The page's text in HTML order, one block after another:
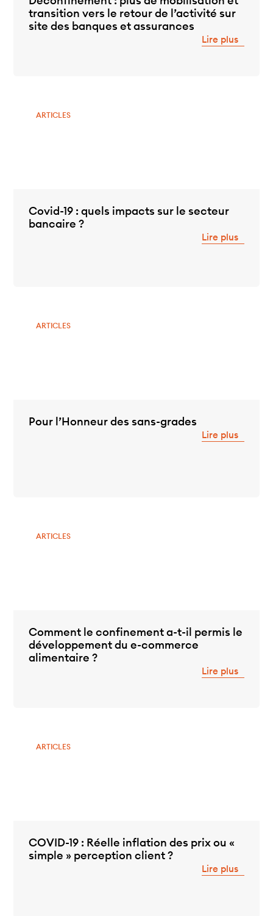
transition vers le retour de l’activité sur
site des banques et assurances
Lire plus
ARTICLES
Covid-19 : quels impacts sur le secteur
bancaire ?
Lire plus
ARTICLES
Pour l’Honneur des sans-grades
Lire plus
ARTICLES
Comment le confinement a-t-il permis le
développement du e-commerce
alimentaire ?
Lire plus
ARTICLES
COVID-19 : Réelle inflation des prix ou «
simple » perception client ?
Lire plus